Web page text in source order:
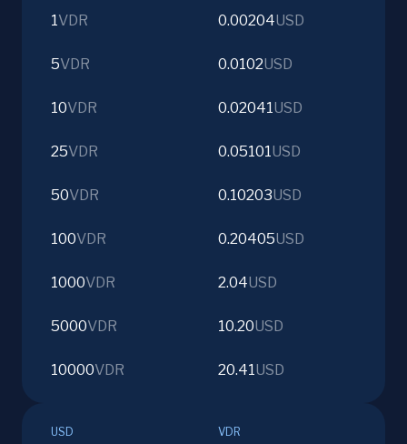
1VDR 0.00204USD
5VDR 0.0102USD
10VDR 0.02041USD
25VDR 0.05101USD
50VDR 0.10203USD
100VDR 0.20405USD
1000VDR 2.04USD
5000VDR 10.20USD
10000VDR 20.41USD
USD VDR